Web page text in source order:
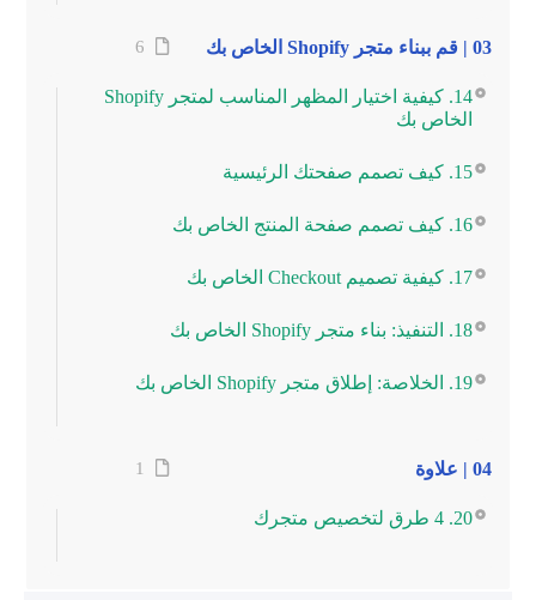
03 | قم ببناء متجر Shopify الخاص بك 6
14. كيفية اختيار المظهر المناسب لمتجر Shopify
الخاص بك
15. كيف تصمم صفحتك الرئيسية
16. كيف تصمم صفحة المنتج الخاص بك
17. كيفية تصميم Checkout الخاص بك
18. التنفيذ: بناء متجر Shopify الخاص بك
19. الخلاصة: إطلاق متجر Shopify الخاص بك
04 | علاوة 1
20. 4 طرق لتخصيص متجرك